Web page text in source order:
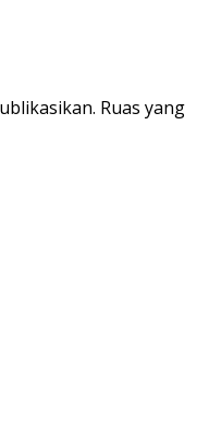
Ruas yang